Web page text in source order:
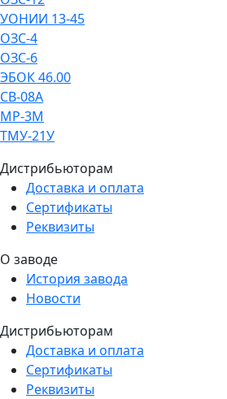
УОНИИ 13-45
ОЗС-4
ОЗС-6
ЭБОК 46.00
СВ-08А
МР-3М
ТМУ-21У
Дистрибьюторам
Доставка и оплата
Сертификаты
Реквизиты
О заводе
История завода
Новости
Дистрибьюторам
Доставка и оплата
Сертификаты
Реквизиты